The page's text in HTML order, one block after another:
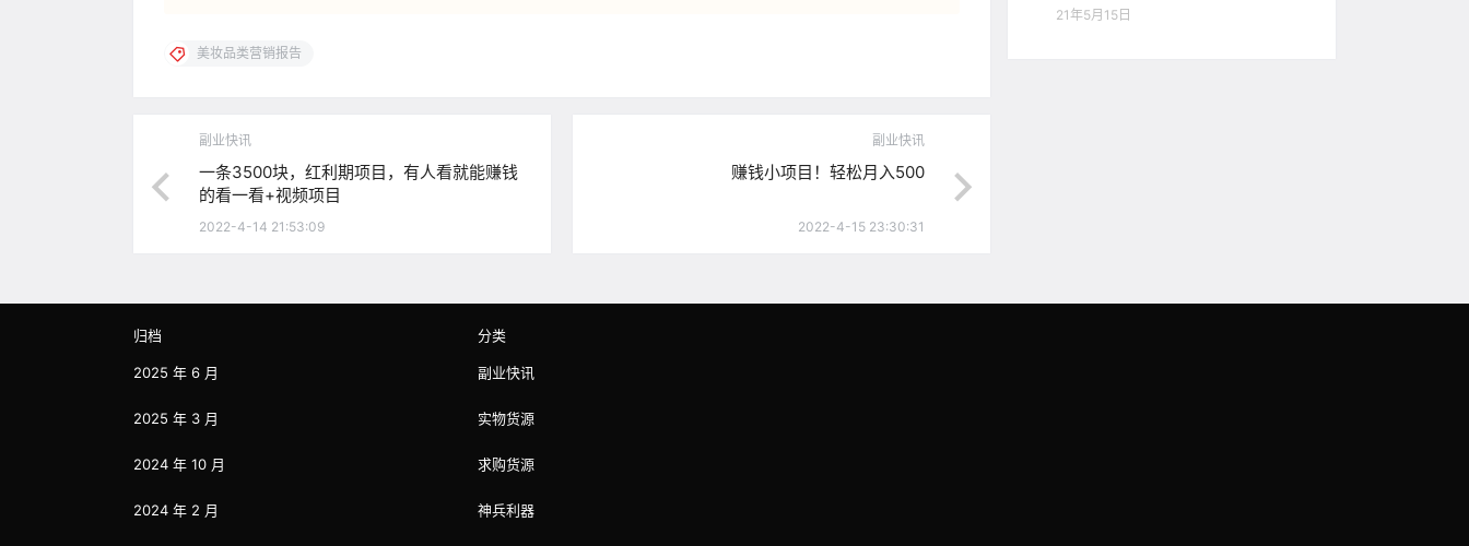
美妆品类营销报告
副业快讯
一条3500块，红利期项目，有人看就能赚钱
的看一看+视频项目
2022-4-14 21:53:09
副业快讯
赚钱小项目！轻松月入500
2022-4-15 23:30:31
21年5月15日
归档
2025 年 6 月
2025 年 3 月
2024 年 10 月
2024 年 2 月
分类
副业快讯
实物货源
求购货源
神兵利器